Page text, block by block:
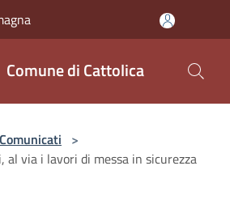
Comune di Cattolica
Comunicati >
al via i lavori di messa in sicurezza